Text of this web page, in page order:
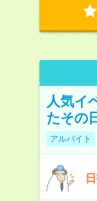
人気イ
たその
アルバイト